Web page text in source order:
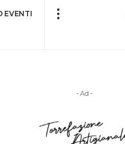
EVENTI
- Ad -